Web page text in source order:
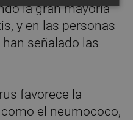
la gran mayoría
y en las personas
señalado las
favorece la
el neumococo,